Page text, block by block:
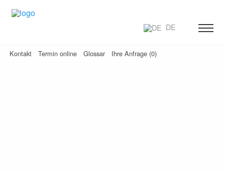
DE
Kontakt Termin online Glossar Ihre Anfrage (0)